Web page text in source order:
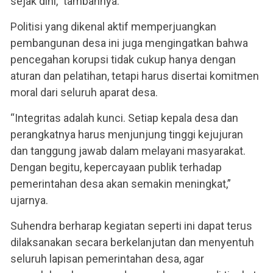
Politisi yang dikenal aktif memperjuangkan
pembangunan desa ini juga mengingatkan bahwa
pencegahan korupsi tidak cukup hanya dengan
aturan dan pelatihan, tetapi harus disertai komitmen
moral dari seluruh aparat desa.
“Integritas adalah kunci. Setiap kepala desa dan
perangkatnya harus menjunjung tinggi kejujuran
dan tanggung jawab dalam melayani masyarakat.
Dengan begitu, kepercayaan publik terhadap
pemerintahan desa akan semakin meningkat,”
ujarnya.
Suhendra berharap kegiatan seperti ini dapat terus
dilaksanakan secara berkelanjutan dan menyentuh
seluruh lapisan pemerintahan desa, agar